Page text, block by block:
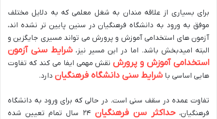
برای بسیاری از علاقه مندان به شغل معلمی که به دلایل مختلف
موفق به ورود به دانشگاه فرهنگیان در سنین پایین تر نشده اند،
آزمون های استخدامی آموزش و پرورش می تواند مسیری جایگزین و
البته امیدبخش باشد. اما در این مسیر نیز، شرایط سنی آزمون
استخدامی آموزش و پرورشنقش مهمی ایفا می کند که تفاوت
هایی اساسی با شرایط سنی دانشگاه فرهنگیان دارد.
تفاوت عمده در سقف سنی است. در حالی که برای ورود به دانشگاه
فرهنگیان،حداکثر سن فرهنگیان
۲۴ سال تمام تعیین شده